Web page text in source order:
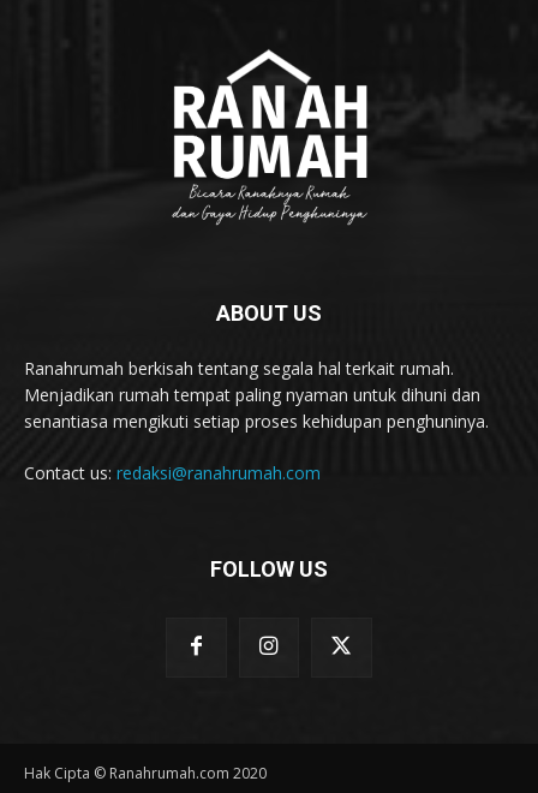
ABOUT US
Ranahrumah berkisah tentang segala hal terkait rumah.
Menjadikan rumah tempat paling nyaman untuk dihuni dan
senantiasa mengikuti setiap proses kehidupan penghuninya.
Contact us: redaksi@ranahrumah.com
FOLLOW US
Hak Cipta © Ranahrumah.com 2020